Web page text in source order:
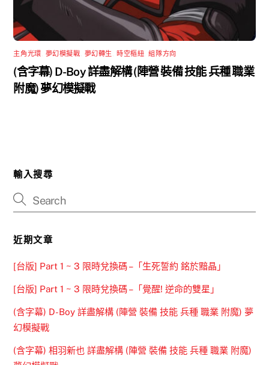
主角光環 夢幻模擬戰 夢幻轉生 時空樞紐 ,組隊方向
(含字幕) D-Boy 詳盡解構 (陣營 裝備 技能 兵種 職業
附魔) 夢幻模擬戰
輸入搜尋
近期文章
[台版] Part 1 ~ 3 限時兌換碼 –「生死誓約 銘於黯晶」
[台版] Part 1 ~ 3 限時兌換碼 –「覺醒! 逆命的雙星」
(含字幕) D-Boy 詳盡解構 (陣營 裝備 技能 兵種 職業 附魔) 夢
幻模擬戰
(含字幕) 相羽新也 詳盡解構 (陣營 裝備 技能 兵種 職業 附魔)